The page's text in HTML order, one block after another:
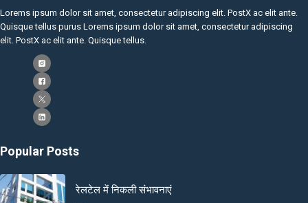
Lorems ipsum dolor sit amet, consectetur adipiscing elit. PostX ac elit ante.
Quisque tellus purus Lorems ipsum dolor sit amet, consectetur adipiscing
elit. PostX ac elit ante. Quisque tellus.
Popular Posts
रेलटेल में निकली संभावनाएं